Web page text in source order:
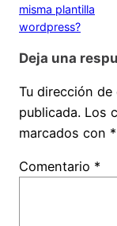
misma plantilla
wordpress?
Deja una
Tu dirección
publicada. Los
marcados con *
Comentario *